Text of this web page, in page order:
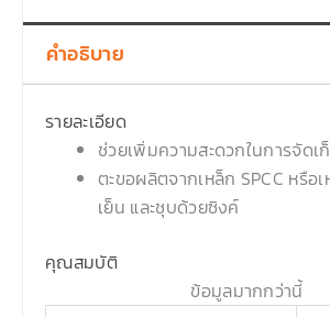
คำอธิบาย
รายละเอียด
ช่วยเพิ่มความสะดวกในการจัดเ
ตะขอผลิตจากเหล็ก SPCC หรือ
เย็น และชุบด้วยซิงค์
คุณสมบัติ
ข้อมูลมากกว่านี้